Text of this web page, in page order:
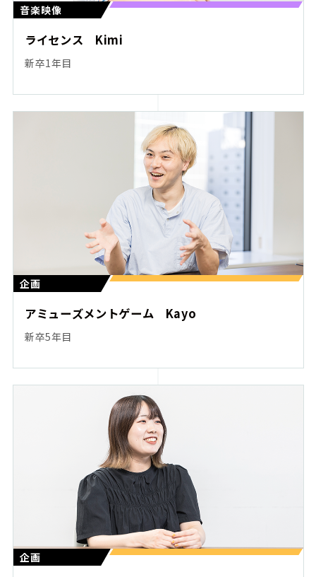
音楽映像
ライセンス Kimi
新卒1年目
企画
アミューズメントゲーム Kayo
新卒5年目
企画